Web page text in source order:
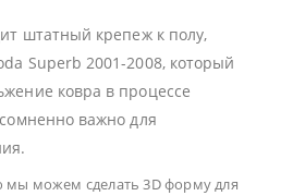
штатный крепеж к полу,
Superb 2001-2008, который
ковра в процессе
важно для
можем сделать 3D форму для